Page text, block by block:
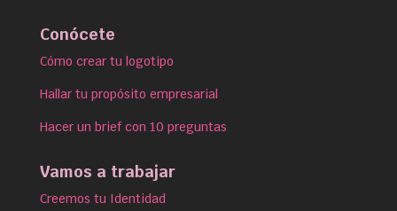
Conócete
Cómo crear tu logotipo
Hallar tu propósito empresarial
Hacer un brief con 10 preguntas
Vamos a trabajar
Creemos tu Identidad